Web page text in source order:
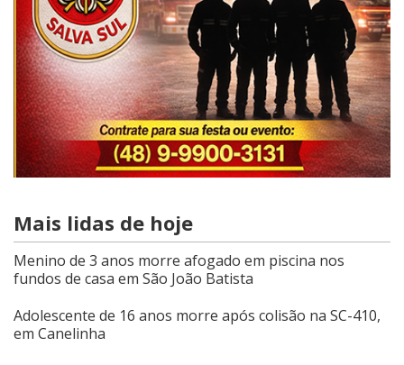
Mais lidas de hoje
Menino de 3 anos morre afogado em piscina nos
fundos de casa em São João Batista
Adolescente de 16 anos morre após colisão na SC-410,
em Canelinha